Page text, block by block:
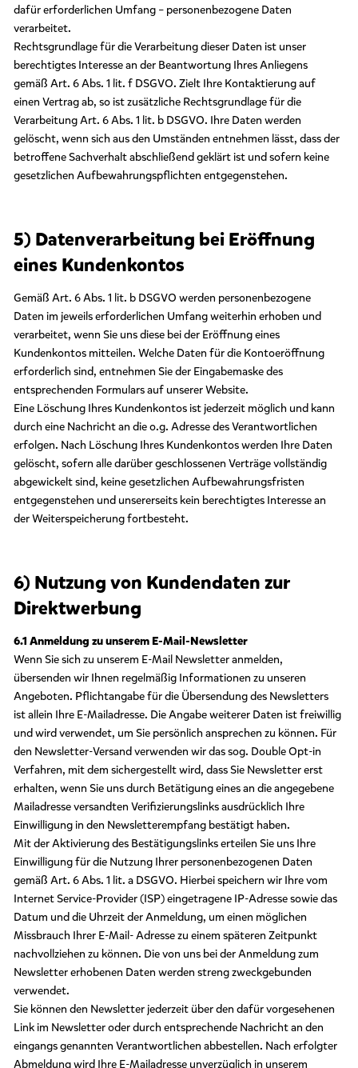
dafür erforderlichen Umfang – personenbezogene Daten
verarbeitet.
Rechtsgrundlage für die Verarbeitung dieser Daten ist unser
berechtigtes Interesse an der Beantwortung Ihres Anliegens
gemäß Art. 6 Abs. 1 lit. f DSGVO. Zielt Ihre Kontaktierung auf
einen Vertrag ab, so ist zusätzliche Rechtsgrundlage für die
Verarbeitung Art. 6 Abs. 1 lit. b DSGVO. Ihre Daten werden
gelöscht, wenn sich aus den Umständen entnehmen lässt, dass der
betroffene Sachverhalt abschließend geklärt ist und sofern keine
gesetzlichen Aufbewahrungspflichten entgegenstehen.
5) Datenverarbeitung bei Eröffnung
eines Kundenkontos
Gemäß Art. 6 Abs. 1 lit. b DSGVO werden personenbezogene
Daten im jeweils erforderlichen Umfang weiterhin erhoben und
verarbeitet, wenn Sie uns diese bei der Eröffnung eines
Kundenkontos mitteilen. Welche Daten für die Kontoeröffnung
erforderlich sind, entnehmen Sie der Eingabemaske des
entsprechenden Formulars auf unserer Website.
Eine Löschung Ihres Kundenkontos ist jederzeit möglich und kann
durch eine Nachricht an die o.g. Adresse des Verantwortlichen
erfolgen. Nach Löschung Ihres Kundenkontos werden Ihre Daten
gelöscht, sofern alle darüber geschlossenen Verträge vollständig
abgewickelt sind, keine gesetzlichen Aufbewahrungsfristen
entgegenstehen und unsererseits kein berechtigtes Interesse an
der Weiterspeicherung fortbesteht.
6) Nutzung von Kundendaten zur
Direktwerbung
6.1 Anmeldung zu unserem E-Mail-Newsletter
Wenn Sie sich zu unserem E-Mail Newsletter anmelden,
übersenden wir Ihnen regelmäßig Informationen zu unseren
Angeboten. Pflichtangabe für die Übersendung des Newsletters
ist allein Ihre E-Mailadresse. Die Angabe weiterer Daten ist freiwillig
und wird verwendet, um Sie persönlich ansprechen zu können. Für
den Newsletter-Versand verwenden wir das sog. Double Opt-in
Verfahren, mit dem sichergestellt wird, dass Sie Newsletter erst
erhalten, wenn Sie uns durch Betätigung eines an die angegebene
Mailadresse versandten Verifizierungslinks ausdrücklich Ihre
Einwilligung in den Newsletterempfang bestätigt haben.
Mit der Aktivierung des Bestätigungslinks erteilen Sie uns Ihre
Einwilligung für die Nutzung Ihrer personenbezogenen Daten
gemäß Art. 6 Abs. 1 lit. a DSGVO. Hierbei speichern wir Ihre vom
Internet Service-Provider (ISP) eingetragene IP-Adresse sowie das
Datum und die Uhrzeit der Anmeldung, um einen möglichen
Missbrauch Ihrer E-Mail- Adresse zu einem späteren Zeitpunkt
nachvollziehen zu können. Die von uns bei der Anmeldung zum
Newsletter erhobenen Daten werden streng zweckgebunden
verwendet.
Sie können den Newsletter jederzeit über den dafür vorgesehenen
Link im Newsletter oder durch entsprechende Nachricht an den
eingangs genannten Verantwortlichen abbestellen. Nach erfolgter
Abmeldung wird Ihre E-Mailadresse unverzüglich in unserem